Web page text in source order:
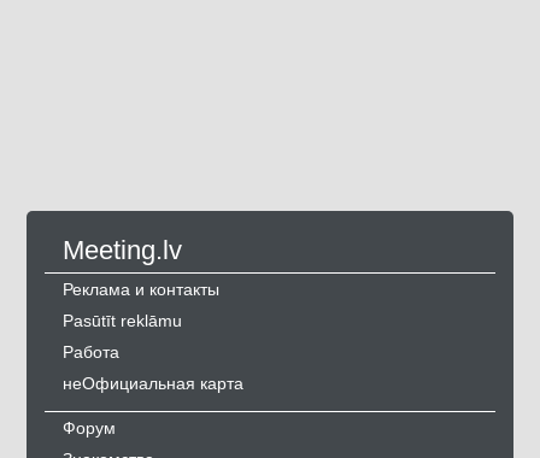
Meeting.lv
Реклама и контакты
Pasūtīt reklāmu
Работа
неОфициальная карта
Форум